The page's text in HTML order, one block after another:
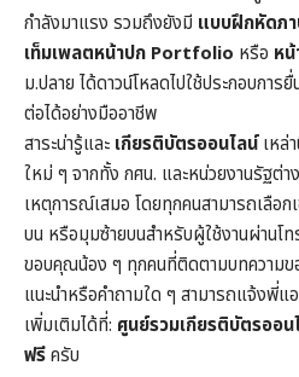
กำลังมาแรง รวมถึงยังมี แบบฝึกหัดภ
เท็มเพลตหน้าปก Portfolio หรือ ห
ม.ปลาย ได้ดาวน์โหลดไปใช้ประกอบกา
ต่อได้อย่างมืออาชีพ
สาระน่ารู้และ เกียรติบัตรออนไลน์เหล่
ใหม่ ๆ จากทั้ง กศน. และหน่วยงานรัฐต่า
เหตุการณ์เสมอ โดยทุกคนสามารถเลือก
บน หรือมุมซ้ายบนสำหรับผู้ใช้งานผ่านโ
ขอบคุณน้อง ๆ ทุกคนที่ติดตามบทความ
แนะนำหรือคำถามใด ๆ สามารถแจ้งพี่
เพิ่มเติมได้ที่: ศูนย์รวมเกียรติบัตรออ
ฟรีครับ